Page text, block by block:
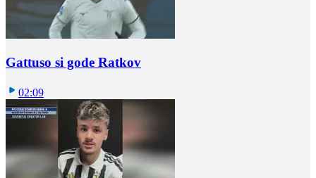
Gattuso si gode Ratkov
02:09